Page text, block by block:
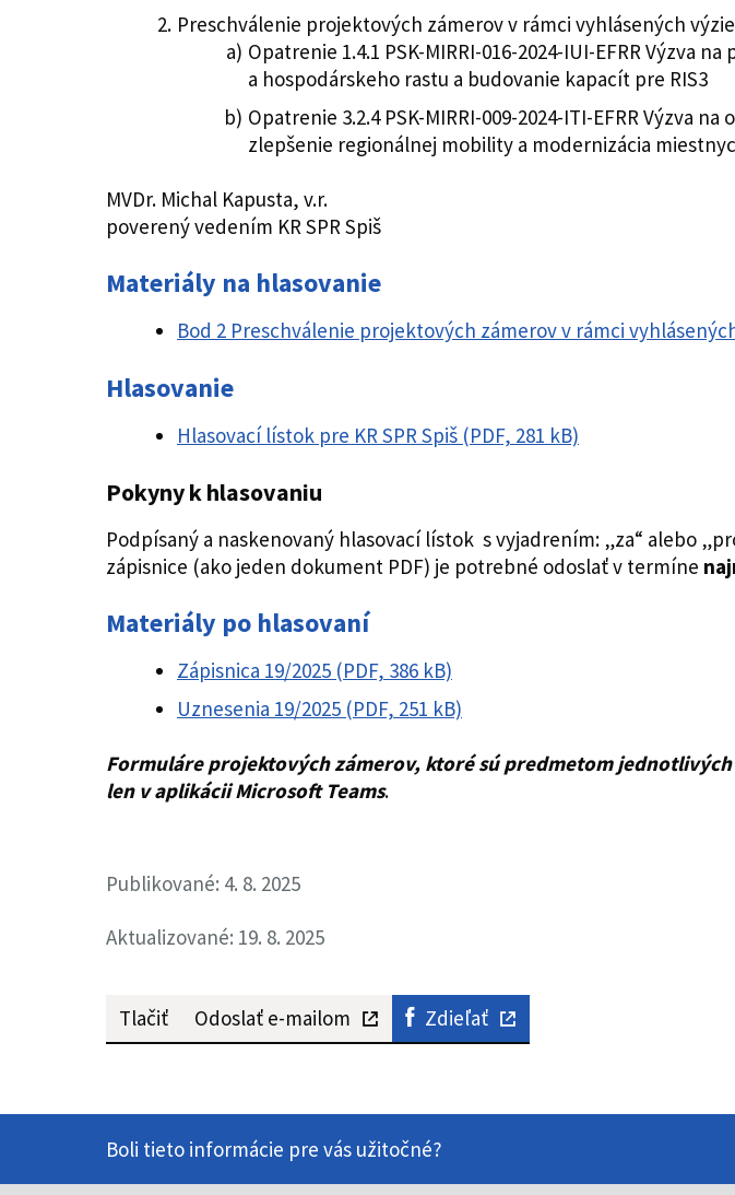
Preschválenie projektových zámerov v rámci vyhlásených
Opatrenie 1.4.1 PSK-MIRRI-016-2024-IUI-EFRR
a hospodárskeho rastu a budovanie kapacít pre RIS3
Opatrenie 3.2.4 PSK-MIRRI-009-2024-ITI-EFRR
zlepšenie regionálnej mobility a modernizácia
MVDr. Michal Kapusta, v.r.
poverený vedením KR SPR Spiš
Materiály na hlasovanie
Bod 2 Preschválenie projektových zámerov v rámci
Hlasovanie
Hlasovací lístok pre KR SPR Spiš (PDF, 281 kB)
Pokyny k hlasovaniu
Podpísaný a naskenovaný hlasovací lístok s vyjadrením: „za“ alebo
zápisnice (ako jeden dokument PDF) je potrebné odoslať v termíne
Materiály po hlasovaní
Zápisnica 19/2025 (PDF, 386 kB)
Uznesenia 19/2025 (PDF, 251 kB)
Formuláre projektových zámerov, ktoré sú predmetom
len v aplikácii Microsoft Teams.
Publikované: 4. 8. 2025
Aktualizované: 19. 8. 2025
Tlačiť Odoslať e-mailom Zdieľať
Boli tieto informácie pre vás užitočné?